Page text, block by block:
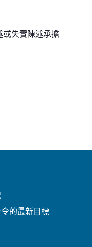
或失實陳述承擔
的最新目標